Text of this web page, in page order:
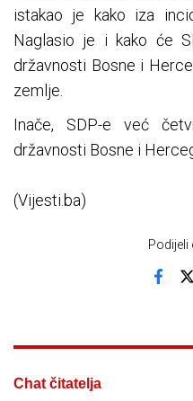
istakao je kako iza
Naglasio je i kako će
državnosti Bosne i
zemlje.
Inače, SDP-e već
državnosti Bosne i
(Vijesti.ba)
Podijeli
Chat čitatelja